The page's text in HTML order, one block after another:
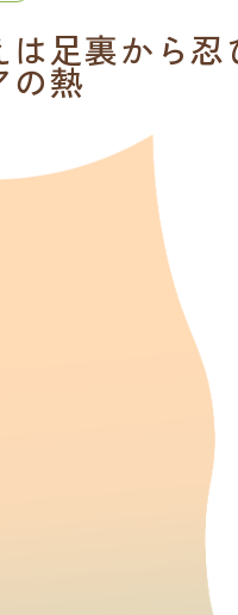
は足裏から
の熱